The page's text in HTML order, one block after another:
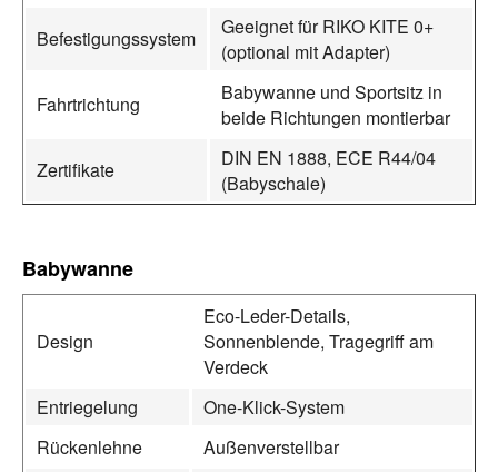
Befestigungssystem
Geeignet für RIKO KITE 0+
(optional mit Adapter)
Fahrtrichtung
Babywanne und Sportsitz in
beide Richtungen montierbar
Zertifikate
DIN EN 1888, ECE R44/04
(Babyschale)
Babywanne
Design
Eco-Leder-Details,
Sonnenblende, Tragegriff am
Verdeck
Entriegelung
One-Klick-System
Rückenlehne
Außenverstellbar